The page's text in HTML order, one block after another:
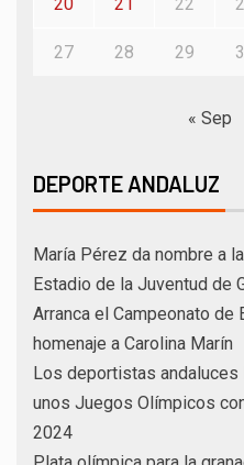
27 28 29
« Sep
DEPORTE ANDALUZ
María Pérez da nombre a
Estadio de la Juventud de
Arranca el Campeonato de
homenaje a Carolina Marín
Los deportistas andaluces
unos Juegos Olímpicos
2024